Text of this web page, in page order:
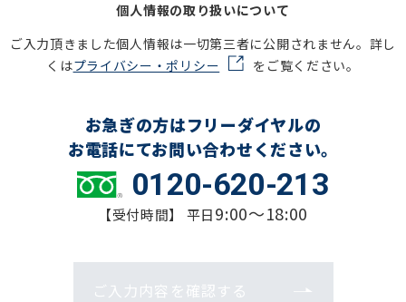
個人情報の取り扱いについて
ご入力頂きました個人情報は一切第三者に公開されません。詳し
くはプライバシー・ポリシー をご覧ください。
お急ぎの方はフリーダイヤルの
お電話にてお問い合わせください。
0120-620-213
【受付時間】 平日9:00～18:00
ご入力内容を確認する